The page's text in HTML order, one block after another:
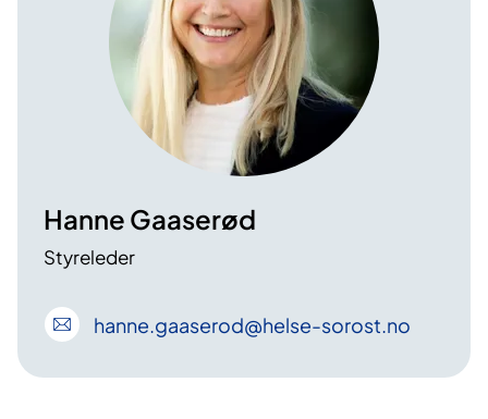
Hanne Gaaserød
Styreleder
hanne .gaaserod@helse-sorost .no